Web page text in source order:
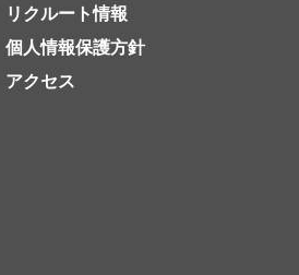
リクルート情報
個人情報保護方針
アクセス